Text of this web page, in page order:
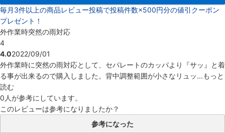
毎月3件以上の商品レビュー投稿で投稿件数×500円分の値引クーポン
プレゼント！
外作業時突然の雨対応
4
4.02022/09/01
外作業時に突然の雨対応として、セパレートのカッパより『サッ』と着
る事が出来るので購入しました。背中調整範囲が小さなリュッ...もっと
読む
0人が参考にしています。
このレビューは参考になりましたか？
参考になった